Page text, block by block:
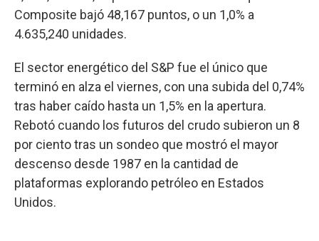
Composite bajó 48,167 puntos, o un 1,0% a
4.635,240 unidades.
El sector energético del S&P fue el único que
terminó en alza el viernes, con una subida del 0,74%
tras haber caído hasta un 1,5% en la apertura.
Rebotó cuando los futuros del crudo subieron un 8
por ciento tras un sondeo que mostró el mayor
descenso desde 1987 en la cantidad de
plataformas explorando petróleo en Estados
Unidos.